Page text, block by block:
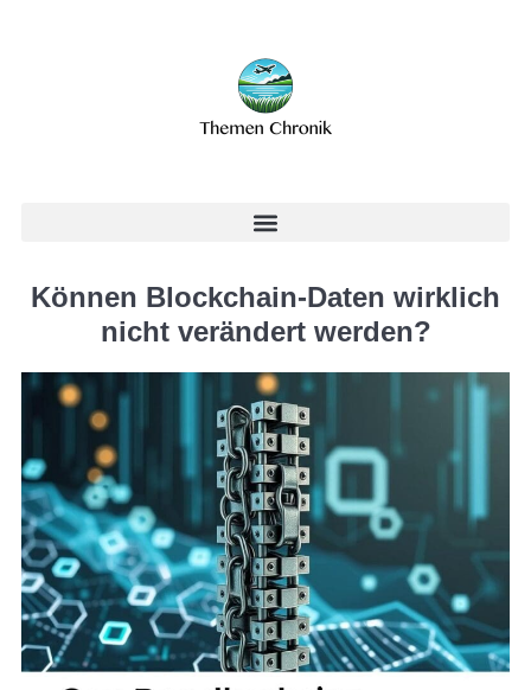
Können Blockchain-Daten wirklich
nicht verändert werden?